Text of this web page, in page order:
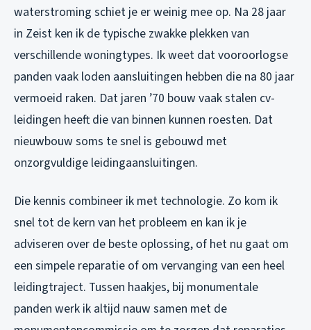
waterstroming schiet je er weinig mee op. Na 28 jaar
in Zeist ken ik de typische zwakke plekken van
verschillende woningtypes. Ik weet dat vooroorlogse
panden vaak loden aansluitingen hebben die na 80 jaar
vermoeid raken. Dat jaren ’70 bouw vaak stalen cv-
leidingen heeft die van binnen kunnen roesten. Dat
nieuwbouw soms te snel is gebouwd met
onzorgvuldige leidingaansluitingen.
Die kennis combineer ik met technologie. Zo kom ik
snel tot de kern van het probleem en kan ik je
adviseren over de beste oplossing, of het nu gaat om
een simpele reparatie of om vervanging van een heel
leidingtraject. Tussen haakjes, bij monumentale
panden werk ik altijd nauw samen met de